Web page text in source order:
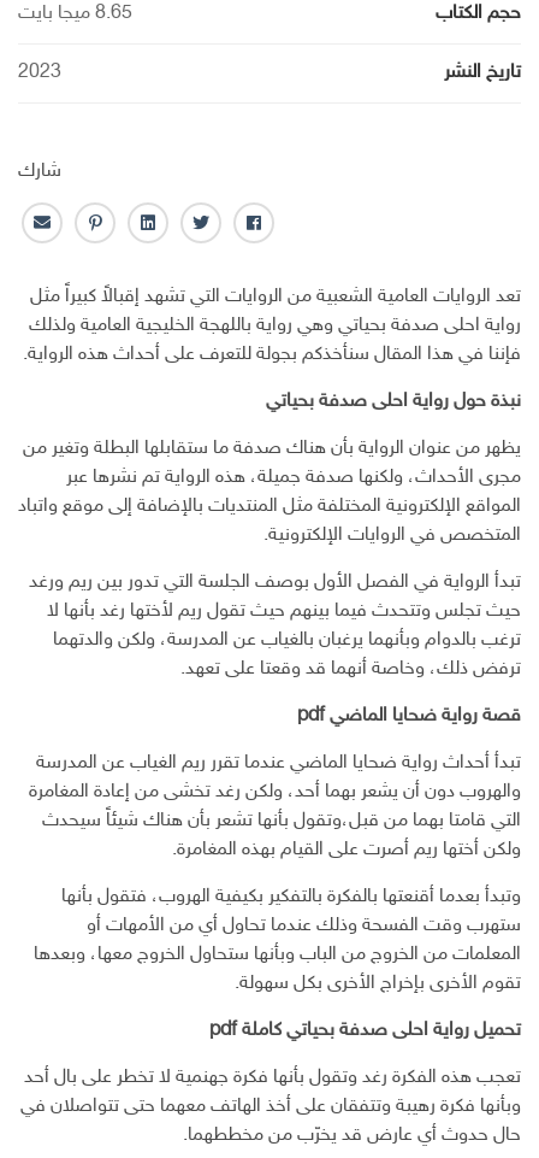
حجم الكتاب 8.65 ميجا بايت
تاريخ النشر 2023
شارك
ف
ي
س
و
ت
ت
ر
ل
ـ
د
ب
ت
س
ت
ا
ب
ر
ي
د
ت
ن
تعد الروايات العامية الشعبية من الروايات التي تشهد إقبالاً كبيراً مثل
رواية احلى صدفة بحياتي وهي رواية باللهجة الخليجية العامية ولذلك
فإننا في هذا المقال سنأخذكم بجولة للتعرف على أحداث هذه الرواية.
نبذة حول رواية احلى صدفة بحياتي
يظهر من عنوان الرواية بأن هناك صدفة ما ستقابلها البطلة وتغير من
مجرى الأحداث، ولكنها صدفة جميلة، هذه الرواية تم نشرها عبر
المواقع الإلكترونية المختلفة مثل المنتديات بالإضافة إلى موقع واتباد
المتخصص في الروايات الإلكترونية.
تبدأ الرواية في الفصل الأول بوصف الجلسة التي تدور بين ريم ورغد
حيث تجلس وتتحدث فيما بينهم حيث تقول ريم لأختها رغد بأنها لا
ترغب بالدوام وبأنهما يرغبان بالغياب عن المدرسة، ولكن والدتهما
ترفض ذلك، وخاصة أنهما قد وقعتا على تعهد.
قصة رواية ضحايا الماضي pdf
تبدأ أحداث رواية ضحايا الماضي عندما تقرر ريم الغياب عن المدرسة
والهروب دون أن يشعر بهما أحد، ولكن رغد تخشى من إعادة المغامرة
التي قامتا بهما من قبل،وتقول بأنها تشعر بأن هناك شيئاً سيحدث
ولكن أختها ريم أصرت على القيام بهذه المغامرة.
وتبدأ بعدما أقنعتها بالفكرة بالتفكير بكيفية الهروب، فتقول بأنها
ستهرب وقت الفسحة وذلك عندما تحاول أي من الأمهات أو
المعلمات من الخروج من الباب وبأنها ستحاول الخروج معها، وبعدها
تقوم الأخرى بإخراج الأخرى بكل سهولة.
تحميل رواية احلى صدفة بحياتي كاملة pdf
تعجب هذه الفكرة رغد وتقول بأنها فكرة جهنمية لا تخطر على بال أحد
وبأنها فكرة رهيبة وتتفقان على أخذ الهاتف معهما حتى تتواصلان في
حال حدوث أي عارض قد يخرّب من مخططهما.